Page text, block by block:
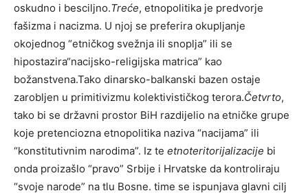
oskudno i besciljno.Treće, etnopolitika je predvorje
fašizma i nacizma. U njoj se preferira okupljanje
okojednog “etničkog svežnja ili snoplja” ili se
hipostazira“nacijsko-religijska matrica” kao
božanstvena.Tako dinarsko-balkanski bazen ostaje
zarobljen u primitivizmu kolektivističkog terora.Četvrto,
tako bi se državni prostor BiH razdijelio na etničke grupe
koje pretenciozna etnopolitika naziva “nacijama” ili
“konstitutivnim narodima”. Iz te etnoteritorijalizacije bi
onda proizašlo “pravo” Srbije i Hrvatske da kontroliraju
“svoje narode” na tlu Bosne. time se ispunjava glavni cilj